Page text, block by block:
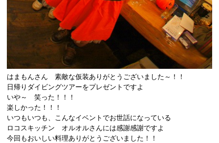
はまもんさん 素敵な仮装ありがとうございました～！！
日帰りダイビングツアーをプレゼントですよ
いや～ 笑った！！！
楽しかった！！！
いつもいつも、こんなイベントでお世話になっている
ロコスキッチン オルオルさんには感謝感謝ですよ
今回もおいしい料理ありがとうございました！！